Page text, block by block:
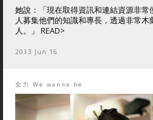
她說：「現在取得資訊和連結資源非
人募集他們的知識和專長，透過非常
人。」 READ>
2013 Jun 16
女力 We wanna be